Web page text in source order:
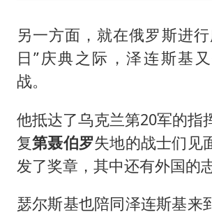
另一方面，就在俄罗斯进
日”庆典之际，泽连斯基
战。
他抵达了乌克兰第20军的指
复第聂伯罗失地的战士们见
发了奖章，其中还有外国的
瑟尔斯基也陪同泽连斯基来